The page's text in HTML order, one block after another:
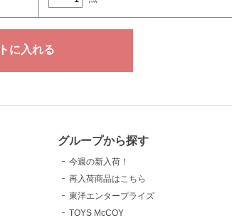
グループから探す
今週の新入荷！
再入荷商品はこちら
東洋エンタープライズ
TOYS McCOY